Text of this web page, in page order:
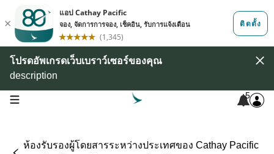
โปรดอัพเกรดเว็บเบราว์เซอร์ของคุณ
description
open navigation menu 5
ห้องรับรองผู้โดยสารระหว่างประเทศของ Cathay Pacific